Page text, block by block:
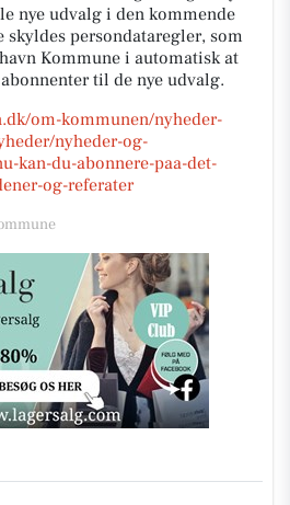
nye udvalg i den kommende
skyldes persondataregler, som
Kommune i automatisk at
til de nye udvalg.
om-kommunen/nyheder-
nyheder-og-
kan-du-abonnere-paa-det-
og-referater